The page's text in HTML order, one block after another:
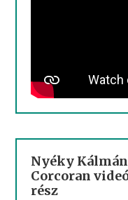
Nyéky
Corcoran
rész